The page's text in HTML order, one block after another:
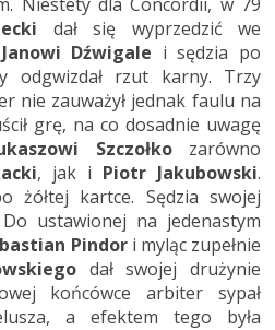
dał się wyprzedzić we
Janowi Dźwigale i sędzia po
odgwizdał rzut karny. Trzy
nie zauważył jednak faulu na
grę, na co dosadnie uwagę
Szczołko zarówno
, jak i Piotr Jakubowski.
kartce. Sędzia swojej
ustawionej na jedenastym
Pindori myląc zupełnie
dał swojej drużynie
końcówce arbiter sypał
a efektem tego była